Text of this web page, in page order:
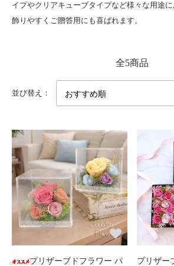
イプやクリアキューブタイプなど様々な用途に
飾りやすくご贈答用にも喜ばれます。
全5商品
並び替え：
プリザーブドフラワー パ
プリザー